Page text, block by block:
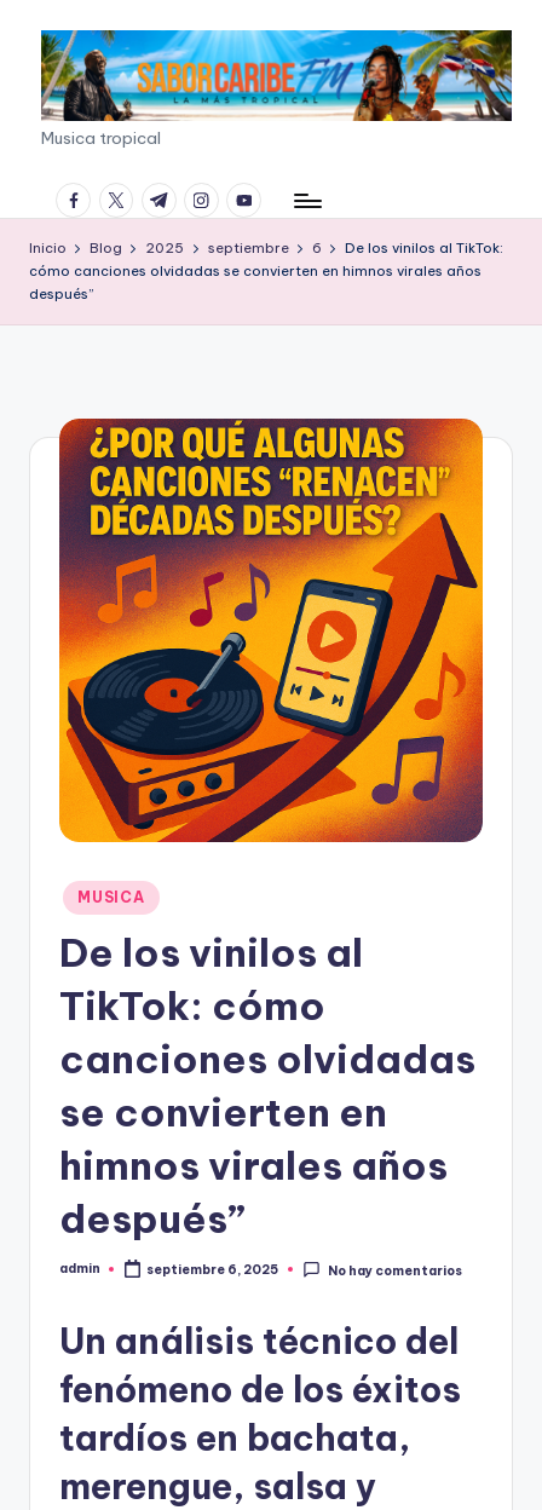
Saltar
contenido
S
B
O
R
R
B
E
F
M
Musica tropical
facebook.com
twitter.com
t.me instagram.com
youtube.com
Inicio Blog 2025 septiembre 6
De los vinilos al TikTok:
cómo canciones olvidadas se convierten en himnos virales años
después”
Publicado
en
MUSICA
De los vinilos al
TikTok: cómo
canciones olvidadas
se convierten en
himnos virales años
después”
Publicado
admin septiembre 6, 2025 No hay comentarios
Un análisis técnico del
fenómeno de los éxitos
tardíos en bachata,
merengue, salsa y